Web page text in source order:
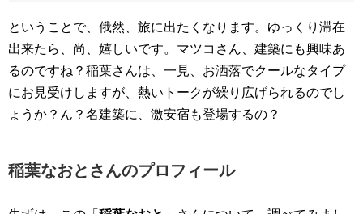
ということで、俄然、旅に出たくなります。ゆっくり滞在
出来たら、尚、嬉しいです。マツコさん、建築にも興味あ
るのですね？稲葉さんは、一見、お洒落でクールなタイプ
にお見受けしますが、熱いトークが繰り広げられるのでし
ょうか？ん？名建築に、激安宿も登場するの？
稲葉なおとさんのプロフィール